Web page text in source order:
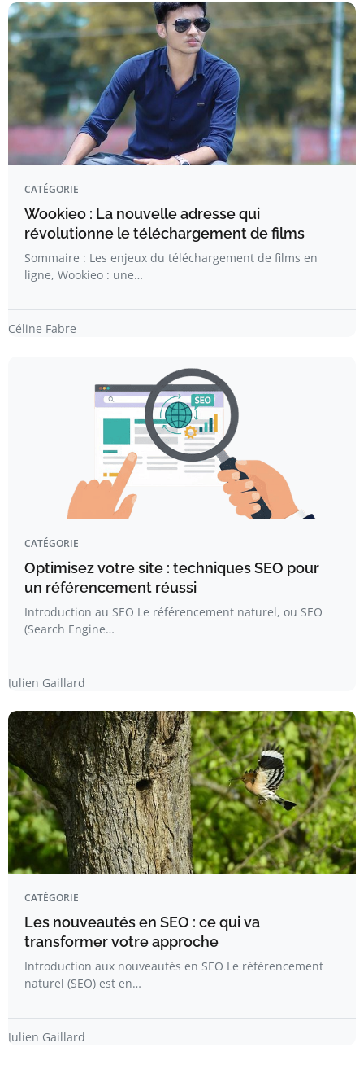
CATÉGORIE
Wookieo : La nouvelle adresse qui
révolutionne le téléchargement de films
Sommaire : Les enjeux du téléchargement de films en
ligne, Wookieo : une…
Céline Fabre
CATÉGORIE
Optimisez votre site : techniques SEO pour
un référencement réussi
Introduction au SEO Le référencement naturel, ou SEO
(Search Engine…
Julien Gaillard
CATÉGORIE
Les nouveautés en SEO : ce qui va
transformer votre approche
Introduction aux nouveautés en SEO Le référencement
naturel (SEO) est en…
Julien Gaillard